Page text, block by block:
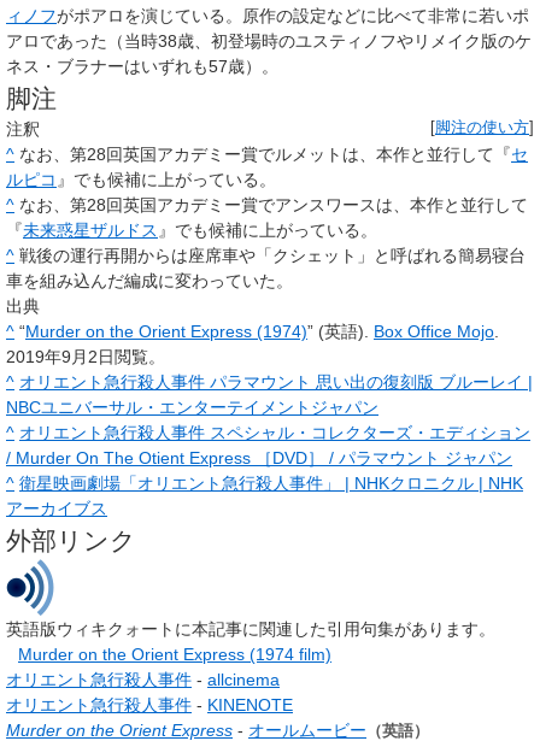
ィノフがポアロを演じている。原作の設定などに比べて非常に若いポ
アロであった（当時38歳、初登場時のユスティノフやリメイク版のケ
ネス・ブラナーはいずれも57歳）。
脚注
脚注の使い方
注釈
^ なお、第28回英国アカデミー賞でルメットは、本作と並行して『セ
ルピコ 』でも候補に上がっている。
^ なお、第28回英国アカデミー賞でアンスワースは、本作と並行して
『未来惑星ザルドス 』でも候補に上がっている。
^ 戦後の運行再開からは座席車や「クシェット」と呼ばれる簡易寝台
車を組み込んだ編成に変わっていた。
出典
^ “Murder on the Orient Express (1974)” (英語). Box Office Mojo
2019年9月2日閲覧。
^ オリエント急行殺人事件 パラマウント 思い出の復刻版 ブルーレイ |
NBCユニバーサル・エンターテイメントジャパン
^ オリエント急行殺人事件 スペシャル・コレクターズ・エディション
/ Murder On The Otient Express ［DVD］ / パラマウント ジャパン
^ 衛星映画劇場「オリエント急行殺人事件」 | NHKクロニクル | NHK
アーカイブス
外部リンク
英語版ウィキクォートに本記事に関連した引用句集があります。
Murder on the Orient Express (1974 film)
オリエント急行殺人事件 - allcinema
オリエント急行殺人事件 - KINENOTE
Murder on the Orient Express - オールムービー （英語）